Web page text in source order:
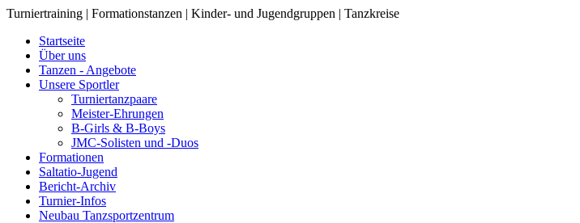
Turniertraining | Formationstanzen | Kinder- und Jugendgruppen | Tanzkreise
Startseite
Über uns
Tanzen - Angebote
Unsere Sportler
Turniertanzpaare
Meister-Ehrungen
B-Girls & B-Boys
JMC-Solisten und -Duos
Formationen
Saltatio-Jugend
Bericht-Archiv
Turnier-Infos
Neubau Tanzsportzentrum